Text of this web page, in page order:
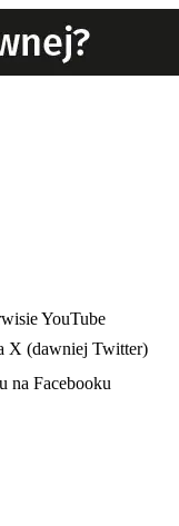
YouTube
X (dawniej Twitter)
na Facebooku